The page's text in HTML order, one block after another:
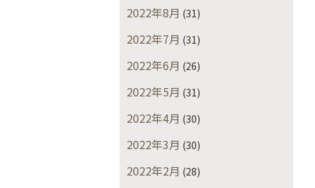
2022年8月 (31)
2022年7月 (31)
2022年6月 (26)
2022年5月 (31)
2022年4月 (30)
2022年3月 (30)
2022年2月 (28)